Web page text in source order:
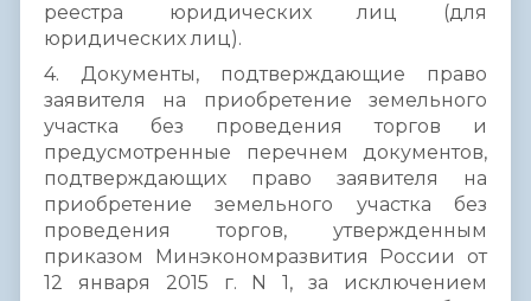
реестра юридических лиц (для
юридических лиц).
4. Документы, подтверждающие право
заявителя на приобретение земельного
участка без проведения торгов и
предусмотренные перечнем документов,
подтверждающих право заявителя на
приобретение земельного участка без
проведения торгов, утвержденным
приказом Минэкономразвития России от
12 января 2015 г. N 1, за исключением